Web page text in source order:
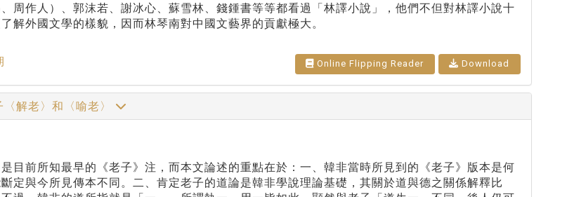
周作人）、郭沫若、謝冰心、蘇雪林、錢鍾書等等都看過「林譯小說」，他們不但對林譯小說十
解外國文學的樣貌，因而林琴南對中國文藝界的貢獻極大。
Online Flipping Reader Download
〈解老〉和〈喻老〉
是目前所知最早的《老子》注，而本文論述的重點在於：一、韓非當時所見到的《老子》版本是何
定與今所見傳本不同。二、肯定老子的道論是韓非學說理論基礎，其關於道與德之關係解釋比